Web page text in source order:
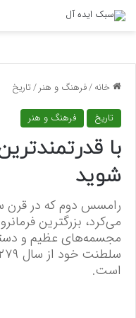
خانه/فرهنگ و هنر/تاریخ
تاریخ فرهنگ و هنر
با
شوید
رامسس دوم که در قرن
می‌کرد، بزرگترین
مجسمه‌های عظیم و
است.